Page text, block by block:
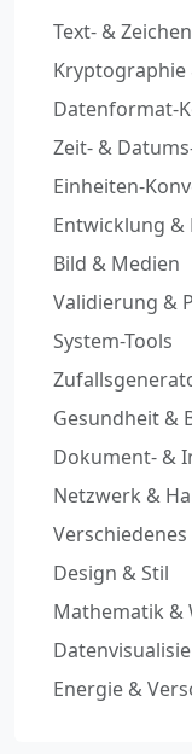
Text- &
Kryptographie
Datenformat-
Zeit- &
Einheiten-
Entwicklung
Bild & Medien
Validierung &
System-Tools
Gesundheit &
Dokument- &
Netzwerk &
Verschiedenes
Design & Stil
Mathematik &
Energie &